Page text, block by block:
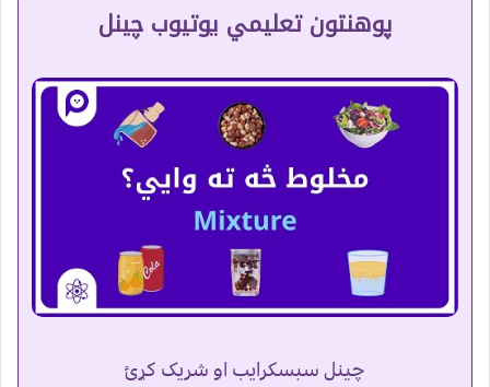
پوهنتون تعلیمي یوتیوب چینل
چینل سبسکرایب او شریک کړئ